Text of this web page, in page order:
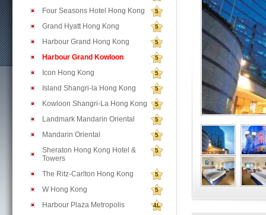
Four Seasons Hotel Hong Kong 5
Grand Hyatt Hong Kong 5
Harbour Grand Hong Kong 5
Harbour Grand Kowloon 5
Icon Hong Kong 5
Island Shangri-la Hong Kong 5
Kowloon Shangri-La Hong Kong 5
Landmark Mandarin Oriental 5
Mandarin Oriental 5
Sheraton Hong Kong Hotel &
Towers
5
The Ritz-Carlton Hong Kong 5
W Hong Kong 5
Harbour Plaza Metropolis 4L